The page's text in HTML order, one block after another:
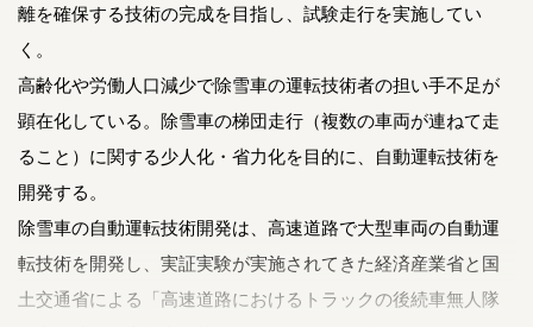
離を確保する技術の完成を目指し、試験走行を実施してい
く。
高齢化や労働人口減少で除雪車の運転技術者の担い手不足が
顕在化している。除雪車の梯団走行（複数の車両が連ねて走
ること）に関する少人化・省力化を目的に、自動運転技術を
開発する。
除雪車の自動運転技術開発は、高速道路で大型車両の自動運
転技術を開発し、実証実験が実施されてきた経済産業省と国
土交通省による「高速道路におけるトラックの後続車無人隊